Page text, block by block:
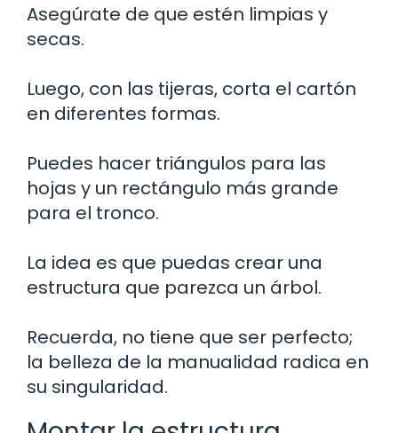
Asegúrate de que estén limpias y
secas.
Luego, con las tijeras, corta el cartón
en diferentes formas.
Puedes hacer triángulos para las
hojas y un rectángulo más grande
para el tronco.
La idea es que puedas crear una
estructura que parezca un árbol.
Recuerda, no tiene que ser perfecto;
la belleza de la manualidad radica en
su singularidad.